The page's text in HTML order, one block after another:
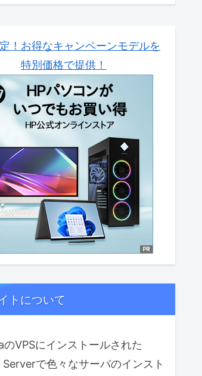
！お得なキャンペーンモデルを
特別価格で提供！
トについて
VPSにインストールされた
で色々なサーバのインスト